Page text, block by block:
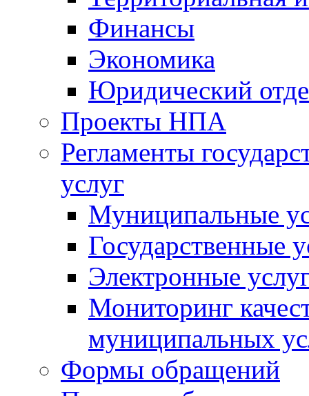
Финансы
Экономика
Юридический
Проекты НПА
Регламенты
услуг
Муниципальные
Государственные
Электронные
Мониторинг
муниципальных
Формы обращений